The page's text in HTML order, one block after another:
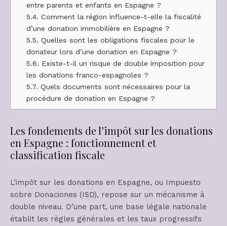
entre parents et enfants en Espagne ?
5.4. Comment la région influence-t-elle la fiscalité
d’une donation immobilière en Espagne ?
5.5. Quelles sont les obligations fiscales pour le
donateur lors d’une donation en Espagne ?
5.6. Existe-t-il un risque de double imposition pour
les donations franco-espagnoles ?
5.7. Quels documents sont nécessaires pour la
procédure de donation en Espagne ?
Les fondements de l’impôt sur les donations
en Espagne : fonctionnement et
classification fiscale
L’impôt sur les donations en Espagne, ou Impuesto
sobre Donaciones (ISD), repose sur un mécanisme à
double niveau. D’une part, une base légale nationale
établit les règles générales et les taux progressifs